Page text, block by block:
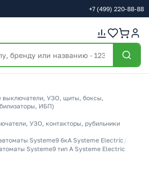
+7 (499) 220-88-88
выключатели, УЗО, щиты, боксы,
ИБП)
УЗО, контакторы, рубильники
Systeme9 6кА Systeme Electric /
Systeme9 тип А Systeme Electric